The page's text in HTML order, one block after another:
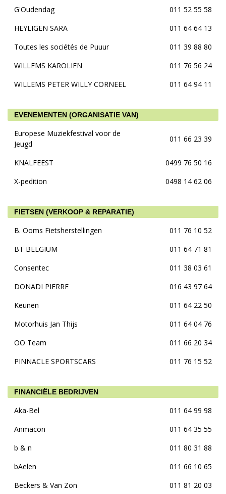
G'Oudendag
011 52 55 58
HEYLIGEN SARA
011 64 64 13
Toutes les sociétés de Puuur
011 39 88 80
WILLEMS KAROLIEN
011 76 56 24
WILLEMS PETER WILLY CORNEEL
011 64 94 11
EVENEMENTEN (ORGANISATIE VAN)
Europese Muziekfestival voor de
Jeugd
011 66 23 39
KNALFEEST
0499 76 50 16
X-pedition
0498 14 62 06
FIETSEN (VERKOOP & REPARATIE)
B. Ooms Fietsherstellingen
011 76 10 52
BT BELGIUM
011 64 71 81
Consentec
011 38 03 61
DONADI PIERRE
016 43 97 64
Keunen
011 64 22 50
Motorhuis Jan Thijs
011 64 04 76
OO Team
011 66 20 34
PINNACLE SPORTSCARS
011 76 15 52
FINANCIËLE BEDRIJVEN
Aka-Bel
011 64 99 98
Anmacon
011 64 35 55
b & n
011 80 31 88
bAelen
011 66 10 65
Beckers & Van Zon
011 81 20 03